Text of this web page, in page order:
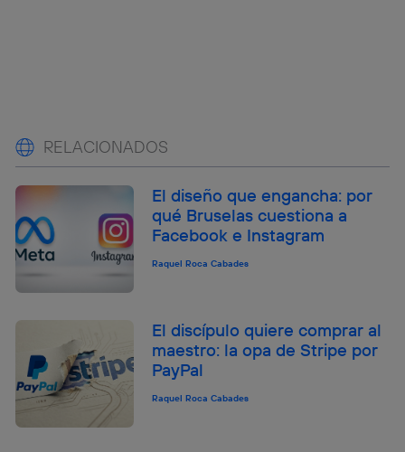
RELACIONADOS
El diseño que engancha: por
qué Bruselas cuestiona a
Facebook e Instagram
Raquel Roca Cabades
El discípulo quiere comprar al
maestro: la opa de Stripe por
PayPal
Raquel Roca Cabades